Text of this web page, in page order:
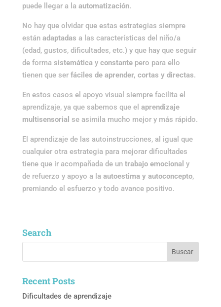
puede llegar a la automatización.
No hay que olvidar que estas estrategias siempre
están adaptadas a las características del niño/a
(edad, gustos, dificultades, etc.) y que hay que seguir
de forma sistemática y constantepero para ello
tienen que ser fáciles de aprender, cortas y directas.
En estos casos el apoyo visual siempre facilita el
aprendizaje, ya que sabemos que el aprendizaje
multisensorial se asimila mucho mejor y más rápido.
El aprendizaje de las autoinstrucciones, al igual que
cualquier otra estrategia para mejorar dificultades
tiene que ir acompañada de un trabajo emocional y
de refuerzo y apoyo a la autoestima y autoconcepto,
premiando el esfuerzo y todo avance positivo.
Search
Recent Posts
Dificultades de aprendizaje